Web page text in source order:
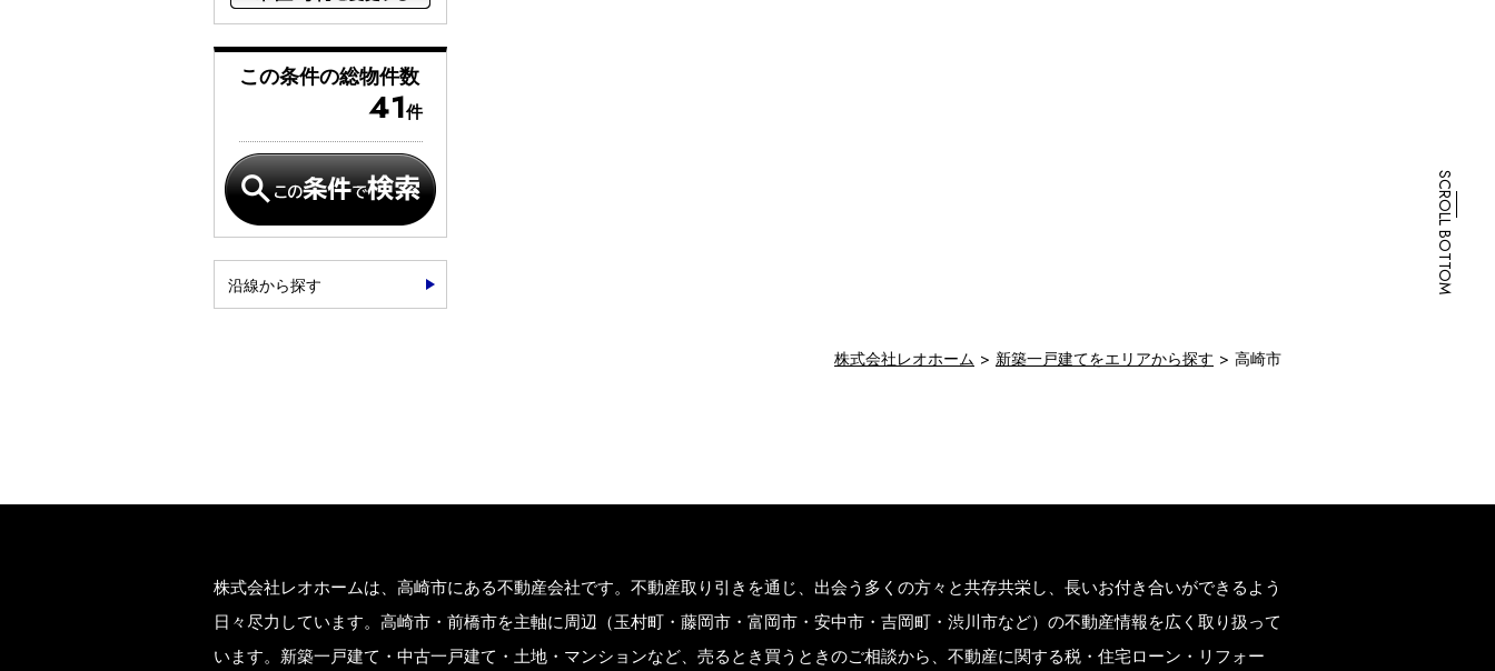
この条件の総物件数
41件
沿線から探す
株式会社レオホーム 新築一戸建てをエリアから探す 高崎市
株式会社レオホームは、高崎市にある不動産会社です。不動産取り引きを通じ、出会う多くの方々と共存共栄し、長いお付き合いができるよう
日々尽力しています。高崎市・前橋市を主軸に周辺（玉村町・藤岡市・富岡市・安中市・吉岡町・渋川市など）の不動産情報を広く取り扱って
います。新築一戸建て・中古一戸建て・土地・マンションなど、売るとき買うときのご相談から、不動産に関する税・住宅ローン・リフォー
SCROLL BOTTOM